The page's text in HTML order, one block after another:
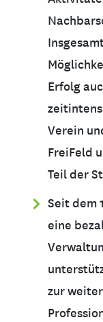
Erfolg
Verein
FreiFeld
Teil der
Seit dem
eine
zur